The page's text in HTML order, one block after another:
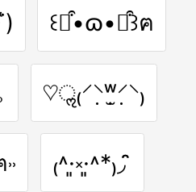
꒰⌯͒•ɷ•⌯͒꒱ฅ
♡ॢ₍⸍⸌̣ʷ̣̫⸍̣⸌₎
₍˄·͈༝·͈˄*₎◞ ̑̑